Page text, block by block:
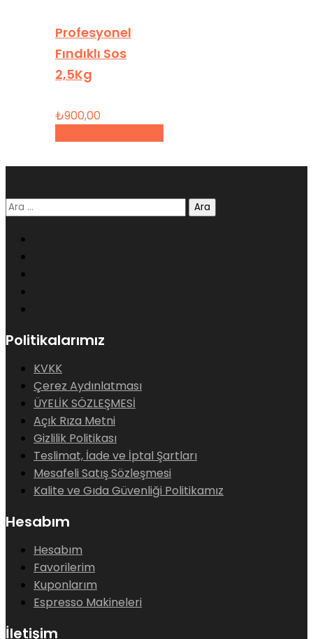
Profesyonel
Fındıklı Sos
2,5Kg
₺900,00
Arama:
Politikalarımız
KVKK
Çerez Aydınlatması
ÜYELİK SÖZLEŞMESİ
Açık Rıza Metni
Gizlilik Politikası
Teslimat, İade ve İptal Şartları
Mesafeli Satış Sözleşmesi
Kalite ve Gıda Güvenliği Politikamız
Hesabım
Hesabım
Favorilerim
Kuponlarım
Espresso Makineleri
İletişim